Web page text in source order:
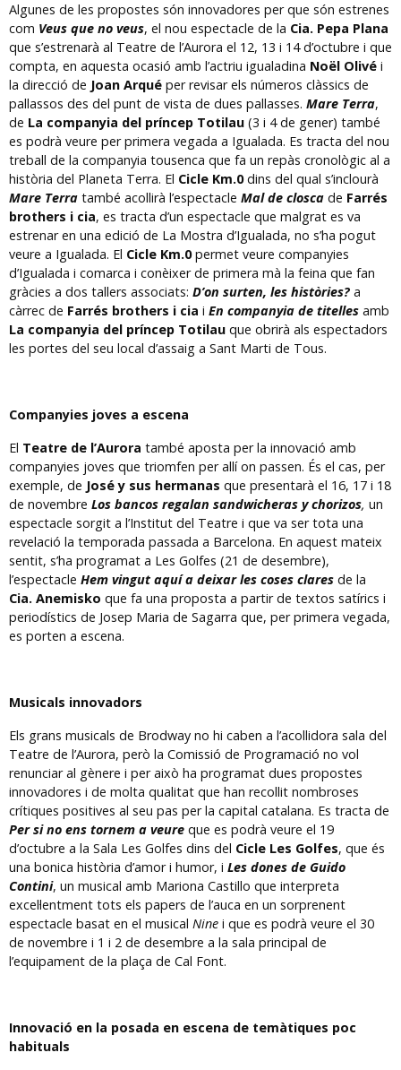
Algunes de les propostes són innovadores per que són estrenes
com Veus que no veus, el nou espectacle de la Cia. Pepa Plana
que s’estrenarà al Teatre de l’Aurora el 12, 13 i 14 d’octubre i que
compta, en aquesta ocasió amb l’actriu igualadina Noël Olivé i
la direcció de Joan Arqué per revisar els números clàssics de
pallassos des del punt de vista de dues pallasses. Mare Terra,
de La companyia del príncep Totilau (3 i 4 de gener) també
es podrà veure per primera vegada a Igualada. Es tracta del nou
treball de la companyia tousenca que fa un repàs cronològic al a
història del Planeta Terra. El Cicle Km.0dins del qual s’inclourà
Mare Terra també acollirà l’espectacle Mal de closca de Farrés
brothers i cia, es tracta d’un espectacle que malgrat es va
estrenar en una edició de La Mostra d’Igualada, no s’ha pogut
veure a Igualada. El Cicle Km.0permet veure companyies
d’Igualada i comarca i conèixer de primera mà la feina que fan
gràcies a dos tallers associats: D’on surten, les històries? a
càrrec de Farrés brothers i cia i En companyia de titelles amb
La companyia del príncep Totilau que obrirà als espectadors
les portes del seu local d’assaig a Sant Marti de Tous.
Companyies joves a escena
El Teatre de l’Aurora també aposta per la innovació amb
companyies joves que triomfen per allí on passen. És el cas, per
exemple, de José y sus hermanas que presentarà el 16, 17 i 18
de novembre Los bancos regalan sandwicheras y chorizos, un
espectacle sorgit a l’Institut del Teatre i que va ser tota una
revelació la temporada passada a Barcelona. En aquest mateix
sentit, s’ha programat a Les Golfes (21 de desembre),
l’espectacle Hem vingut aquí a deixar les coses clares de la
Cia. Anemisko que fa una proposta a partir de textos satírics i
periodístics de Josep Maria de Sagarra que, per primera vegada,
es porten a escena.
Musicals innovadors
Els grans musicals de Brodway no hi caben a l’acollidora sala del
Teatre de l’Aurora, però la Comissió de Programació no vol
renunciar al gènere i per això ha programat dues propostes
innovadores i de molta qualitat que han recollit nombroses
crítiques positives al seu pas per la capital catalana. Es tracta de
Per si no ens tornem a veure que es podrà veure el 19
d’octubre a la Sala Les Golfes dins del Cicle Les Golfes, que és
una bonica història d’amor i humor, i Les dones de Guido
Contini, un musical amb Mariona Castillo que interpreta
excel·lentment tots els papers de l’auca en un sorprenent
espectacle basat en el musical Nine i que es podrà veure el 30
de novembre i 1 i 2 de desembre a la sala principal de
l’equipament de la plaça de Cal Font.
Innovació en la posada en escena de temàtiques poc
habituals